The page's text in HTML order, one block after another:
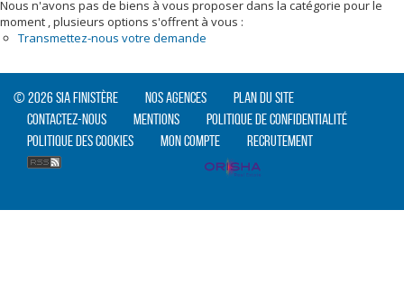
Nous n'avons pas de biens à vous proposer dans la catégorie pour le
moment , plusieurs options s'offrent à vous :
Transmettez-nous votre demande
© 2026 SIA Finistère Nos agences
Plan du site
Contactez-nous
Mentions
Politique de confidentialité
Politique des cookies
Mon compte Recrutement